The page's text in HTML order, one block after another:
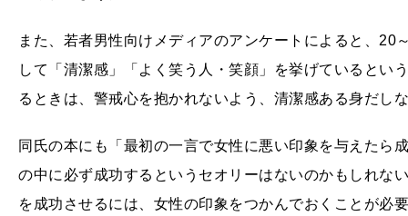
また、若者男性向けメディアのアンケートによると、
して「清潔感」「よく笑う人・笑顔」を挙げているとい
るときは、警戒心を抱かれないよう、清潔感ある身だし
同氏の本にも「最初の一言で女性に悪い印象を与えたら
の中に必ず成功するというセオリーはないのかもしれな
を成功させるには、女性の印象をつかんでおくことが必